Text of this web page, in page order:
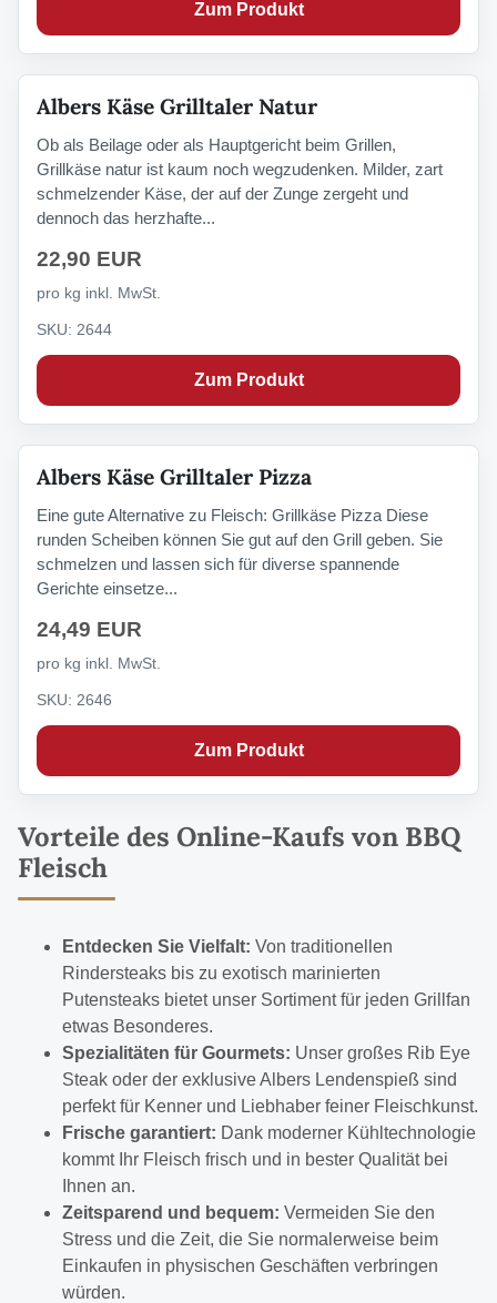
Zum Produkt
Albers Käse Grilltaler Natur
Ob als Beilage oder als Hauptgericht beim Grillen,
Grillkäse natur ist kaum noch wegzudenken. Milder, zart
schmelzender Käse, der auf der Zunge zergeht und
dennoch das herzhafte...
22,90 EUR
pro kg inkl. MwSt.
SKU: 2644
Zum Produkt
Albers Käse Grilltaler Pizza
Eine gute Alternative zu Fleisch: Grillkäse Pizza Diese
runden Scheiben können Sie gut auf den Grill geben. Sie
schmelzen und lassen sich für diverse spannende
Gerichte einsetze...
24,49 EUR
pro kg inkl. MwSt.
SKU: 2646
Zum Produkt
Vorteile des Online-Kaufs von BBQ
Fleisch
Entdecken Sie Vielfalt: Von traditionellen
Rindersteaks bis zu exotisch marinierten
Putensteaks bietet unser Sortiment für jeden Grillfan
etwas Besonderes.
Spezialitäten für Gourmets: Unser großes Rib Eye
Steak oder der exklusive Albers Lendenspieß sind
perfekt für Kenner und Liebhaber feiner Fleischkunst.
Frische garantiert: Dank moderner Kühltechnologie
kommt Ihr Fleisch frisch und in bester Qualität bei
Ihnen an.
Zeitsparend und bequem: Vermeiden Sie den
Stress und die Zeit, die Sie normalerweise beim
Einkaufen in physischen Geschäften verbringen
würden.